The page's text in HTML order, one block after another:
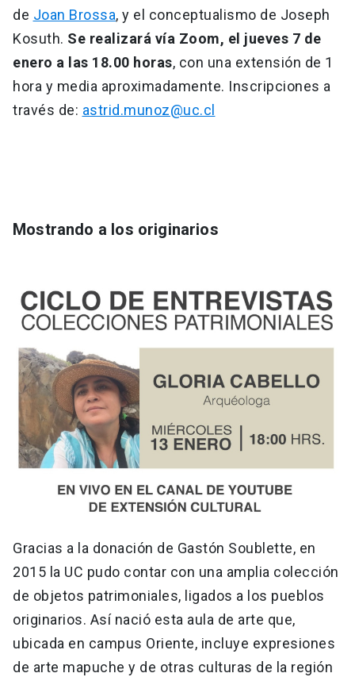
de Joan Brossa, y el conceptualismo de Joseph
Kosuth. Se realizará vía Zoom, el jueves 7 de
enero a las 18.00 horas, con una extensión de 1
hora y media aproximadamente. Inscripciones a
través de: astrid.munoz@uc.cl
Mostrando a los originarios
Gracias a la donación de Gastón Soublette, en
2015 la UC pudo contar con una amplia colección
de objetos patrimoniales, ligados a los pueblos
originarios. Así nació esta aula de arte que,
ubicada en campus Oriente, incluye expresiones
de arte mapuche y de otras culturas de la región